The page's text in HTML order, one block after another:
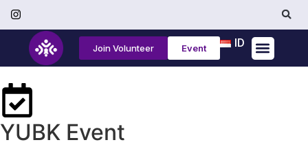
ID
Join Volunteer Event
YUBK Event